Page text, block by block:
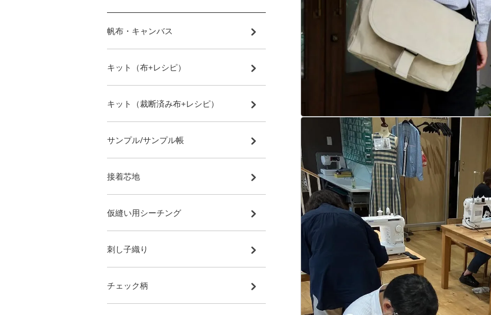
帆布・キャンバス
キット（布+レシピ）
キット（裁断済み布+レシピ）
サンプル/サンプル帳
接着芯地
仮縫い用シーチング
刺し子織り
チェック柄